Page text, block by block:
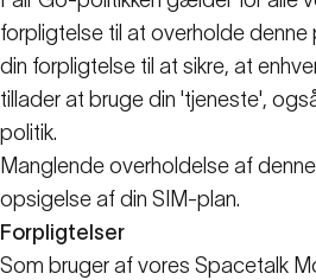
forpligtelse til at overholde
din forpligtelse til at sikre, at
tillader at bruge din 'tjeneste',
politik.
Manglende overholdelse af
opsigelse af din SIM-plan.
Forpligtelser
Som bruger af vores Spacetalk